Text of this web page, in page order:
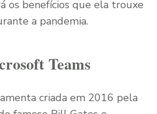
os benefícios que ela trouxe
a pandemia.
Teams
criada em 2016 pela